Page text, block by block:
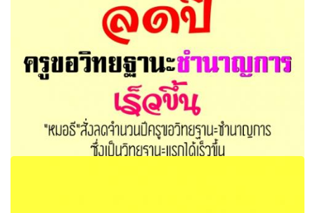
หลักสูตร เสียงอ่อนเปิดวิทยากรติดตามผ่านไลน์